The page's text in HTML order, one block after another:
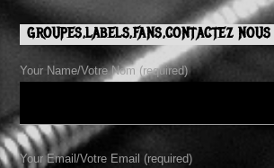
GROUPES,LABELS,FANS,CONTACTEZ NOUS
Your Name/Votre Nom (required)
Your Email/Votre Email (required)